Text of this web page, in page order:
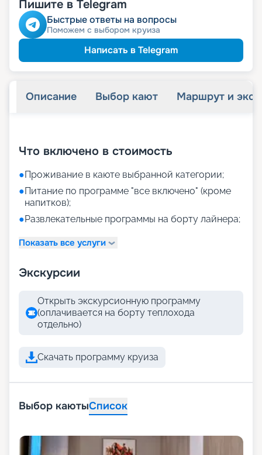
Пишите в Telegram
Быстрые ответы на вопросы
Поможем с выбором круиза
Написать в Telegram
Описание Выбор кают Маршрут и
Что включено в стоимость
●Проживание в каюте выбранной категории;
●Питание по программе "все включено" (кроме
напитков);
●Развлекательные программы на борту лайнера;
Показать все услуги
Экскурсии
Открыть экскурсионную программу
(оплачивается на борту теплохода
отдельно)
Скачать программу круиза
Выбор каютыСписок